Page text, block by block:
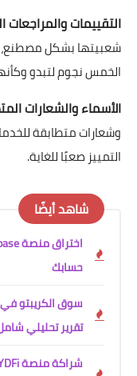
التقييمات والمراجعات
شعبيتها بشكل مصطنع،
الخمس نجوم لتبدو
الأسماء والشعارات
وشعارات متطابقة
التمييز صعبًا للغاية.
شاهد أيضًا
حسابك
تقرير تحليلي